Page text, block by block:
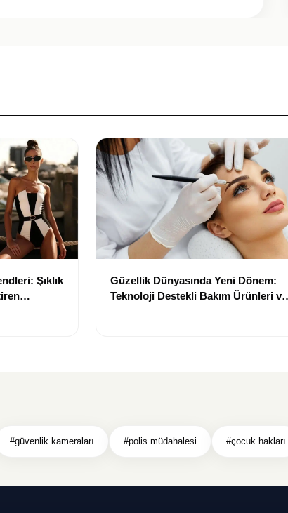
Şıklık
Güzellik Dünyasında Yeni Dönem:
Teknoloji Destekli Bakım Ürünleri ve
#güvenlik kameraları #polis müdahalesi #çocuk hakları